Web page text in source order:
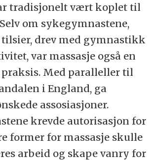
tradisjonelt vært koplet til
om sykegymnastene,
tilsier, drev med gymnastikk
var massasje også en
praksis. Med paralleller til
i England, ga
assosiasjoner.
krevde autorisasjon for
former for massasje skulle
arbeid og skape vanry for